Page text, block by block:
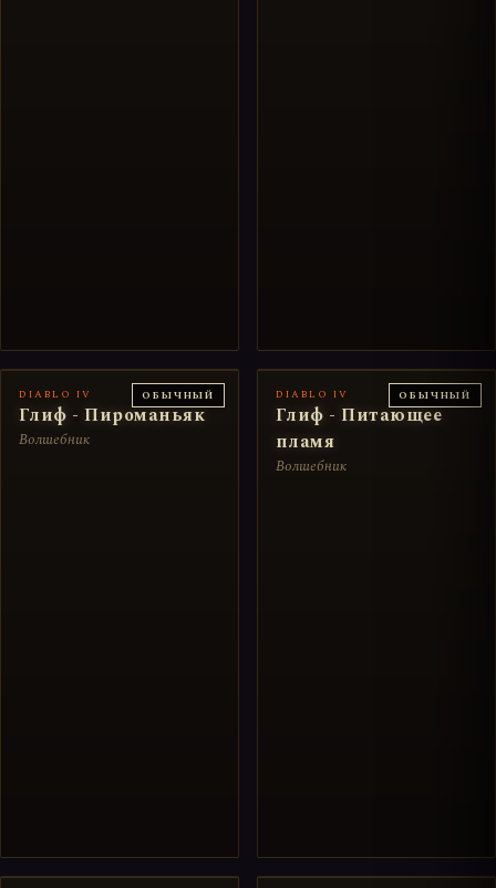
ОБЫЧНЫЙ
DIABLO IV
Глиф - Пироманьяк
Волшебник
ОБЫЧНЫЙ
DIABLO IV
Глиф - Питающее
пламя
Волшебник